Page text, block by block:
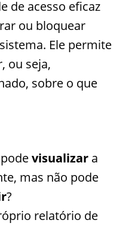
de acesso eficaz
ou bloquear
Ele permite
ou seja,
sobre o que
visualizar a
mas não pode
?
relatório de